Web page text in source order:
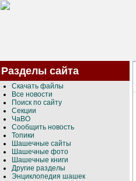
Разделы сайта
Скачать файлы
Все новости
Поиск по сайту
Секции
ЧаВО
Сообщить новость
Топики
Шашечные сайты
Шашечные фото
Шашечные книги
Другие разделы
Энциклопедия шашек